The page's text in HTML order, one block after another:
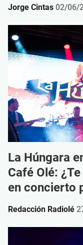
Jorge Cintas 02/06/
La Húngara
Café Olé:
en concierto
Redacción Radiolé